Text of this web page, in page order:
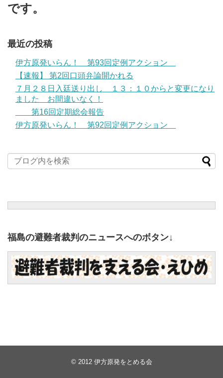
です。
最近の投稿
伊方原発いらん！ 第93回定例アクション
【速報】 第2回口頭弁論開かれる
７月２８日入廷送り出し １３：１０からと変更になり
ました お間違いなく！
第16回定期総会報告
伊方原発いらん！ 第92回定例アクション
福島の避難者裁判のニュースへのボタン↓
© 2012 伊方原発をとめる会